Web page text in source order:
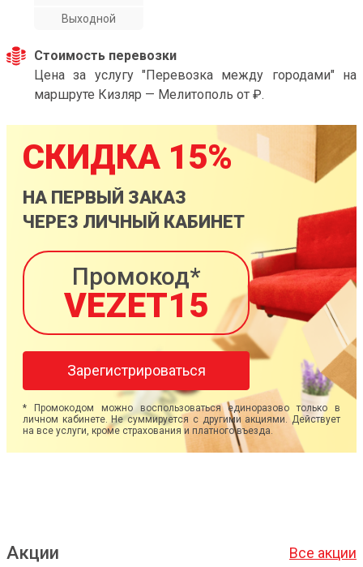
Выходной
Стоимость перевозки
Цена за услугу "Перевозка между городами" на
маршруте Кизляр — Мелитополь от ₽.
СКИДКА 15%
НА ПЕРВЫЙ ЗАКАЗ
ЧЕРЕЗ ЛИЧНЫЙ КАБИНЕТ
Промокод*
VEZET15
Зарегистрироваться
* Промокодом можно воспользоваться единоразово только в
личном кабинете. Не суммируется с другими акциями. Действует
на все услуги, кроме страхования и платного въезда.
Акции Все акции